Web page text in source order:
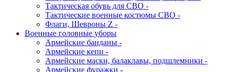
Тактическая обувь для СВО -
Тактические военные костюмы СВО -
Флаги, Шевроны Z -
Военные головные уборы
Армейские банданы -
Армейские кепи -
Армейские маски, балаклавы, подшлемники -
Армейские фуражки -